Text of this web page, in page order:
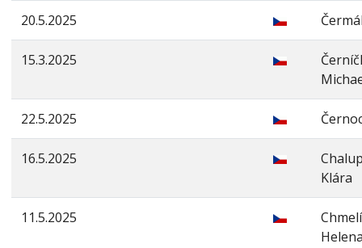
20.5.2025
15.3.2025
22.5.2025
16.5.2025
Klára
11.5.2025